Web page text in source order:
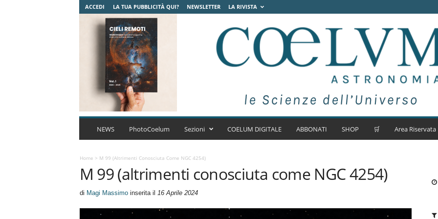
ACCEDI LA TUA PUBBLICITÀ QUI? NEWSLETTER LA RIVISTA
C
u
r
NEWS PhotoCoelum Sezioni COELUM DIGITALE ABBONATI SHOP 🛒 Area Riservata
Home > M 99 (altrimenti Conosciuta Come NGC 4254)
M 99 (altrimenti conosciuta come NGC 4254)
di Magi Massimoinserita il 16 Aprile 2024